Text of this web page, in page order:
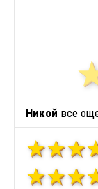
Никой все